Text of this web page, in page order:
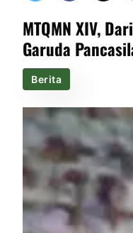
MTQMN XIV,
Garuda
Berita